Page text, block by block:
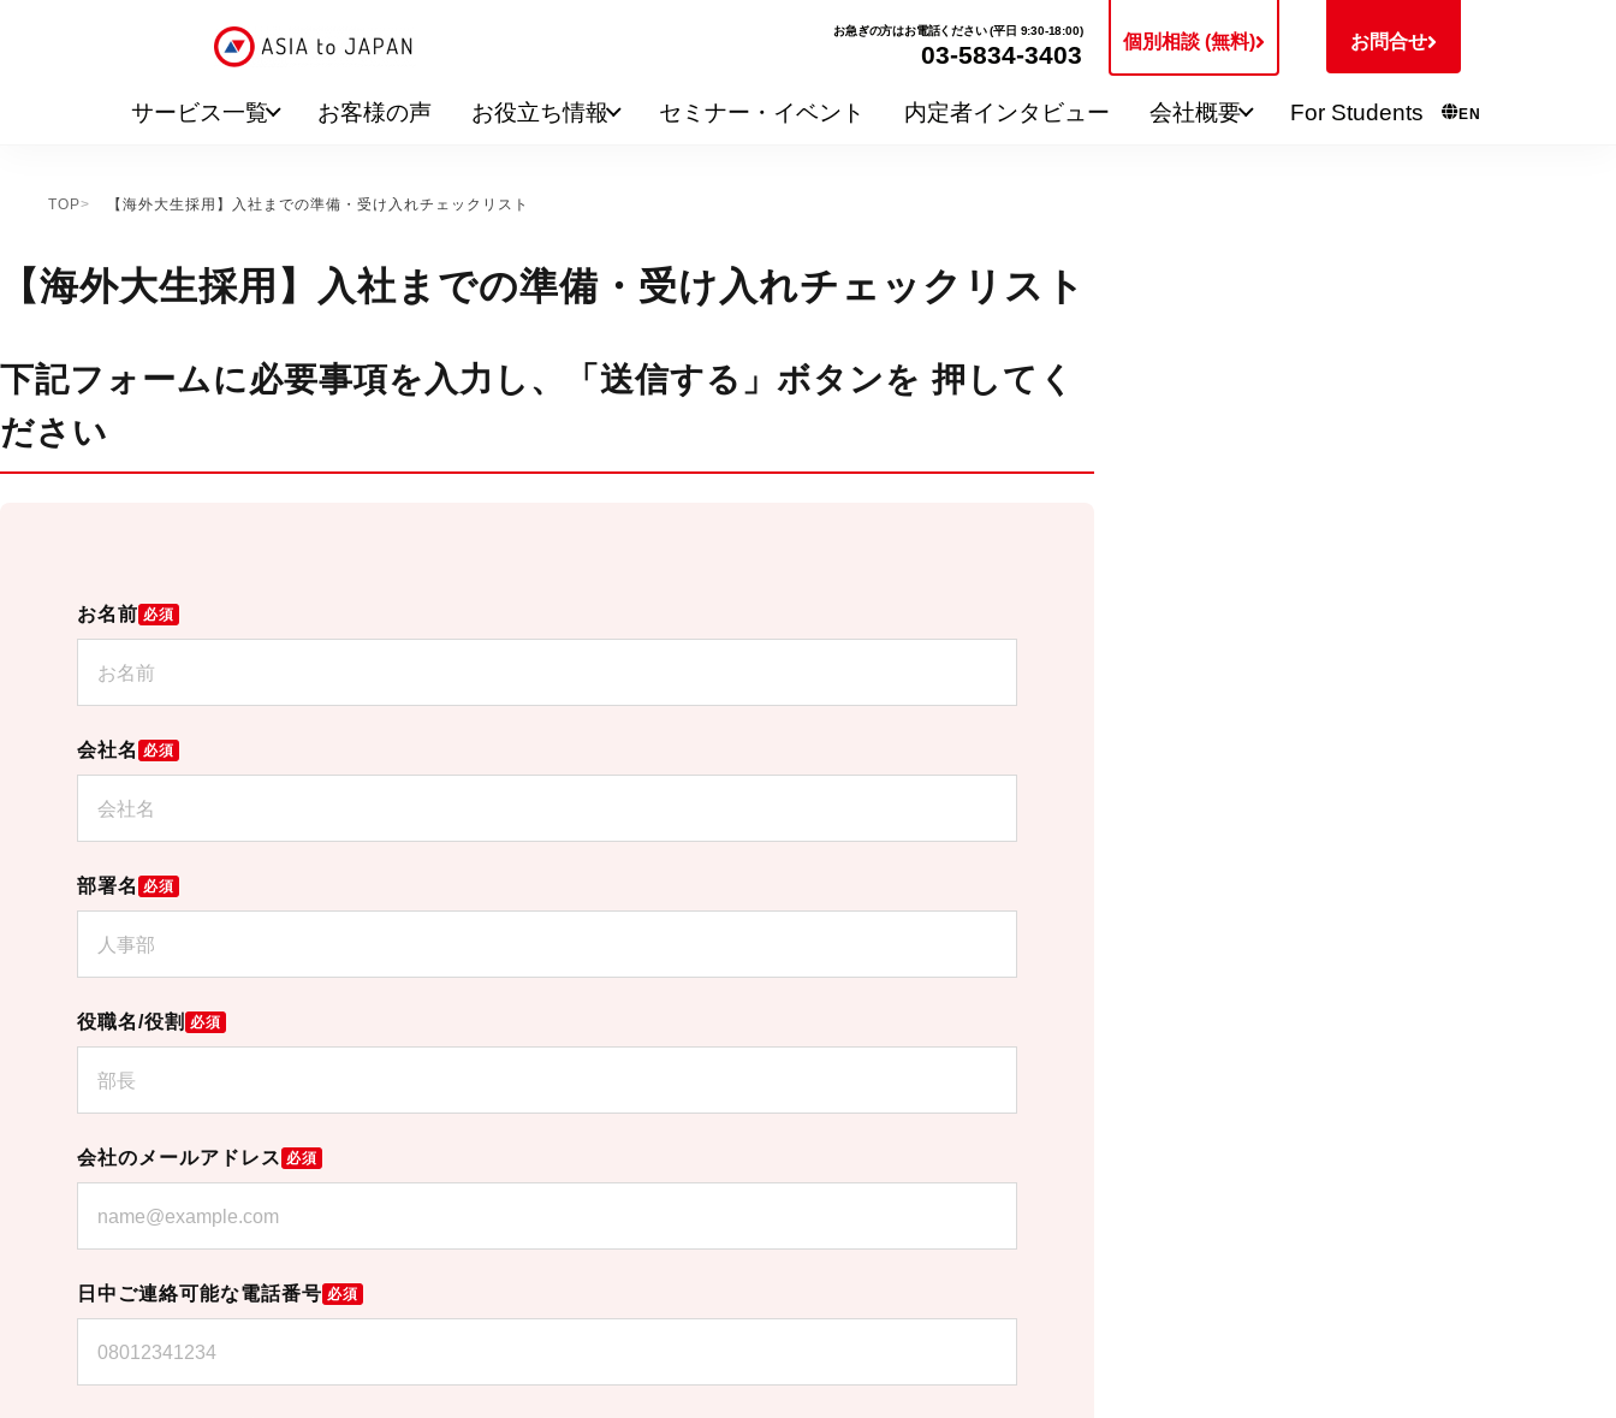
お急ぎの方はお電話ください (平日 9:30-18:00)
03-5834-3403 個別相談 (無料) お問合せ
サービス一覧 お客様の声 お役立ち情報 セミナー・イベント 内定者インタビュー 会社概要 For Students EN
TOP 【海外大生採用】入社までの準備・受け入れチェックリスト
【海外大生採用】入社までの準備・受け入れチェックリスト
下記フォームに必要事項を入力し、「送信する」ボタンを 押してく
ださい
お名前 必須
会社名 必須
部署名 必須
役職名/役割 必須
会社のメールアドレス 必須
日中ご連絡可能な電話番号 必須